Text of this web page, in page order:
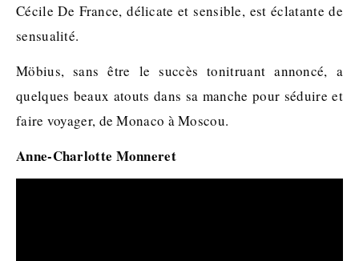
Cécile De France, délicate et sensible, est éclatante de
sensualité.
Möbius, sans être le succès tonitruant annoncé, a
quelques beaux atouts dans sa manche pour séduire et
faire voyager, de Monaco à Moscou.
Anne-Charlotte Monneret